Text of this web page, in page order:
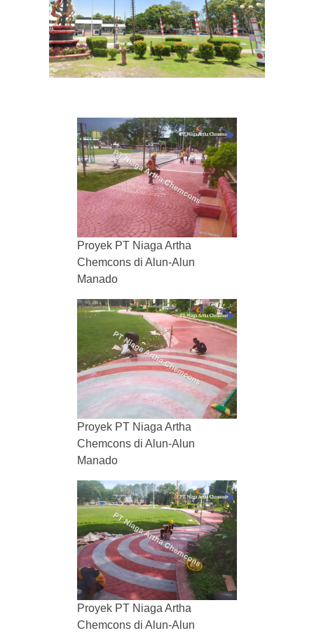
Proyek PT Niaga Artha
Chemcons di Alun-Alun
Manado
Proyek PT Niaga Artha
Chemcons di Alun-Alun
Manado
Proyek PT Niaga Artha
Chemcons di Alun-Alun